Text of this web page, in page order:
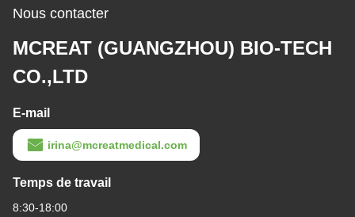
Nous contacter
MCREAT (GUANGZHOU) BIO-TECH
CO.,LTD
E-mail
irina@mcreatmedical.com
Temps de travail
8:30-18:00